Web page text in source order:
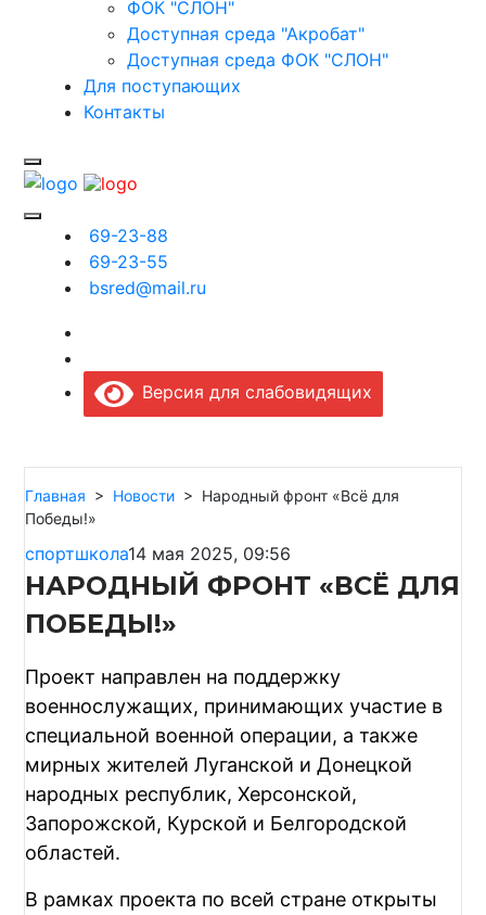
ФОК "СЛОН"
Доступная среда "Акробат"
Доступная среда ФОК "СЛОН"
Для поступающих
Контакты
69-23-88
69-23-55
bsred@mail.ru
Версия для слабовидящих
Главная > Новости > Народный фронт «Всё для
Победы!»
спортшкола14 мая 2025, 09:56
НАРОДНЫЙ ФРОНТ «ВСЁ ДЛЯ
ПОБЕДЫ!»
Проект направлен на поддержку
военнослужащих, принимающих участие в
специальной военной операции, а также
мирных жителей Луганской и Донецкой
народных республик, Херсонской,
Запорожской, Курской и Белгородской
областей.
В рамках проекта по всей стране открыты